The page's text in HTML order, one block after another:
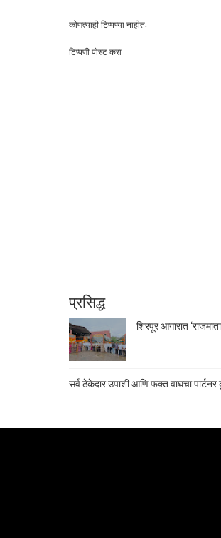
कोणत्याही टिप्पण्‍या नाहीत:
टिप्पणी पोस्ट करा
प्रसिद्ध
शिरपूर आगारात
सर्व ठेकेदार उपाशी आणि फक्त वाघचा